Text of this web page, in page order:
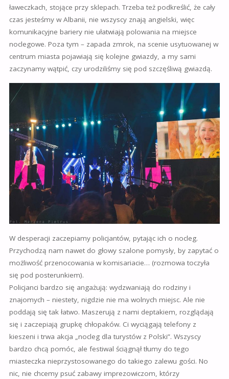
ławeczkach, stojące przy sklepach. Trzeba też podkreślić, że cały
czas jesteśmy w Albanii, nie wszyscy znają angielski, więc
komunikacyjne bariery nie ułatwiają polowania na miejsce
noclegowe. Poza tym – zapada zmrok, na scenie usytuowanej w
centrum miasta pojawiają się kolejne gwiazdy, a my sami
zaczynamy wątpić, czy urodziliśmy się pod szczęśliwą gwiazdą.
W desperacji zaczepiamy policjantów, pytając ich o nocleg.
Przychodzą nam nawet do głowy szalone pomysły, by zapytać o
możliwość przenocowania w komisariacie… (rozmowa toczyła
się pod posterunkiem).
Policjanci bardzo się angażują: wydzwaniają do rodziny i
znajomych – niestety, nigdzie nie ma wolnych miejsc. Ale nie
poddają się tak łatwo. Maszerują z nami deptakiem, rozglądają
się i zaczepiają grupkę chłopaków. Ci wyciągają telefony z
kieszeni i trwa akcja „nocleg dla turystów z Polski”. Wszyscy
bardzo chcą pomóc, ale festiwal ściągnął tłumy do tego
miasteczka nieprzystosowanego do takiego zalewu gości. No
nic, nie chcemy psuć zabawy imprezowiczom, którzy